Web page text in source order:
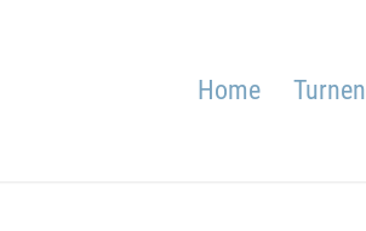
Home Turnen